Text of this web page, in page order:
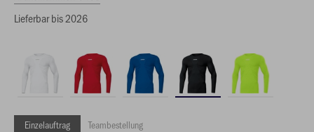
Lieferbar bis 2026
Einzelauftrag Teambestellung